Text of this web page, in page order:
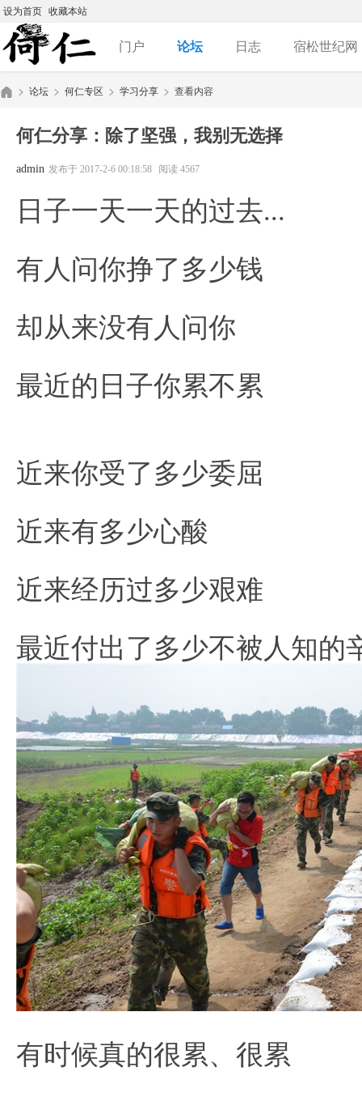
设为首页 收藏本站
门户 论坛 日志 宿松世纪网
论坛 何仁专区 学习分享 查看内容
何仁分享：除了坚强，我别无选择
admin 发布于 2017-2-6 00:18:58 阅读 4567
日子一天一天的过去...
有人问你挣了多少钱
却从来没有人问你
最近的日子你累不累
近来你受了多少委屈
近来有多少心酸
近来经历过多少艰难
最近付出了多少不被人知的
有时候真的很累、很累